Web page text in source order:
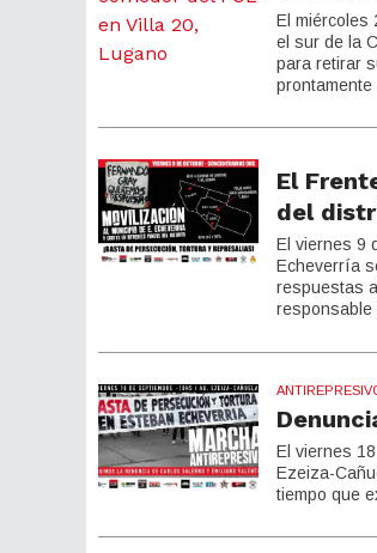
El miércoles
el sur de la
para retirar
El
del
El viernes 9
Echeverría
respuestas
responsable
El viernes
Ezeiza-
tiempo que